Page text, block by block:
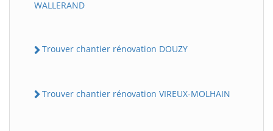
WALLERAND
Trouver chantier rénovation DOUZY
Trouver chantier rénovation VIREUX-MOLHAIN